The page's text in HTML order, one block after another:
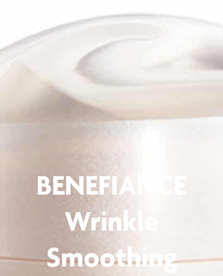
BENEFIANCE
Wrinkle
Smoothing